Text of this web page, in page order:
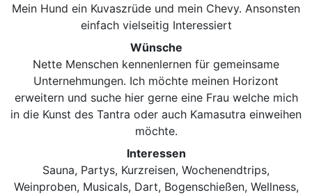
Mein Hund ein Kuvaszrüde und mein Chevy. Ansonsten
einfach vielseitig Interessiert
Wünsche
Nette Menschen kennenlernen für gemeinsame
Unternehmungen. Ich möchte meinen Horizont
erweitern und suche hier gerne eine Frau welche mich
in die Kunst des Tantra oder auch Kamasutra einweihen
möchte.
Interessen
Sauna, Partys, Kurzreisen, Wochenendtrips,
Weinproben, Musicals, Dart, Bogenschießen, Wellness,